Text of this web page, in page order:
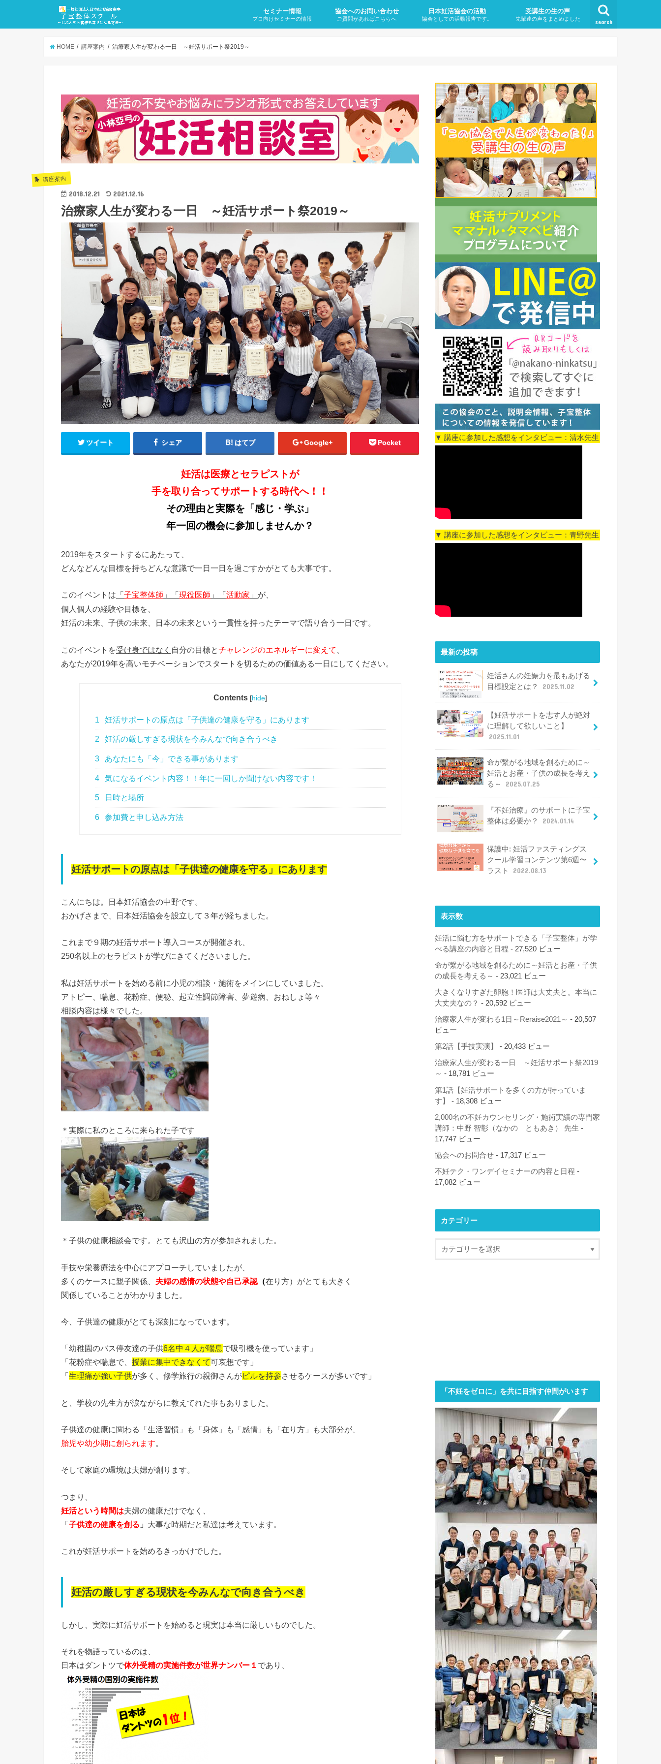
search
セミナー情報
プロ向けセミナーの情報
宝整体」が学べる講座の内容と日程
について
協会へのお問い合わせ
ご質問があればこちらへ
日本妊活協会の活動
協会としての活動報告です。
受講生の生の声
先輩達の声をまとめました
HOME 講座案内 治療家人生が変わる一日 ～妊活サポート祭2019～
講座案内
2018.12.21 2021.12.16
治療家人生が変わる一日 ～妊活サポート祭2019～
ツイート シェア はてブ Google+ Pocket
妊活は医療とセラピストが
手を取り合ってサポートする時代へ！！
その理由と実際を「感じ・学ぶ」
年一回の機会に参加しませんか？
2019年をスタートするにあたって、
どんなどんな目標を持ちどんな意識で一日一日を過ごすかがとても大事です。
このイベントは 「 子宝整体師 」「 現役医師 」「 活動家 」 が、
個人個人の経験や目標を、
妊活の未来、子供の未来、日本の未来という一貫性を持ったテーマで語り合う一日です。
このイベントを受け身ではなく 自分の目標とチャレンジのエネルギーに変えて
あなたが2019年を高いモチベーションでスタートを切るための価値ある一日にしてください。
Contents [hide]
1 妊活サポートの原点は「子供達の健康を守る」にあります
2 妊活の厳しすぎる現状を今みんなで向き合うべき
3 あなたにも「今」できる事があります
4 気になるイベント内容！！年に一回しか聞けない内容です！
5 日時と場所
6 参加費と申し込み方法
妊活サポートの原点は「子供達の健康を守る」にあります
こんにちは。日本妊活協会の中野です。
おかげさまで、日本妊活協会を設立して３年が経ちました。
これまで９期の妊活サポート導入コースが開催され、
250名以上のセラピストが学びにきてくださいました。
私は妊活サポートを始める前に小児の相談・施術をメインにしていました。
アトピー、喘息、花粉症、便秘、起立性調節障害、夢遊病、おねしょ等々
相談内容は様々でした。
＊実際に私のところに来られた子です
＊子供の健康相談会です。とても沢山の方が参加されました。
手技や栄養療法を中心にアプローチしていましたが、
多くのケースに親子関係、 夫婦の感情の状態や自己承認 （在り方）がとても大きく
関係していることがわかりました。
今、子供達の健康がとても深刻になっています。
「幼稚園のバス停友達の子供6名中４人が喘息で吸引機を使っています」
「花粉症や喘息で、 授業に集中できなくて可哀想です」
「生理痛が強い子供が多く、修学旅行の親御さんがピルを持参させるケースが多いです」
と、学校の先生方が涙ながらに教えてれた事もありました。
子供達の健康に関わる「生活習慣」も「身体」も「感情」も「在り方」も大部分が、
胎児や幼少期に創られます。
そして家庭の環境は夫婦が創ります。
つまり、
妊活という時間は夫婦の健康だけでなく、
「子供達の健康を創る 」 大事な時期だと私達は考えています。
これが妊活サポートを始めるきっかけでした。
妊活の厳しすぎる現状を今みんなで向き合うべき
しかし、実際に妊活サポートを始めると現実は本当に厳しいものでした。
それを物語っているのは、
日本はダントツで体外受精の実施件数が世界ナンバー１ であり、
▼ 講座に参加した感想をインタビュー：清水先生
▼ 講座に参加した感想をインタビュー：青野先生
最新の投稿
妊活さんの妊娠力を最もあげる
目標設定とは？
2025.11.02
【妊活サポートを志す人が絶対
に理解して欲しいこと】
2025.11.01
命が繋がる地域を創るために～
妊活とお産・子供の成長を考え
る～
2025.07.25
『不妊治療』のサポートに子宝
整体は必要か？
2024.01.14
保護中: 妊活ファスティングス
クール学習コンテンツ第6週〜
ラスト
2022.08.13
表示数
妊活に悩む方をサポートできる「子宝整体」が学
べる講座の内容と日程 - 27,520 ビュー
命が繋がる地域を創るために～妊活とお産・子供
の成長を考える～ - 23,021 ビュー
大きくなりすぎた卵胞！医師は大丈夫と。本当に
大丈夫なの？ - 20,592 ビュー
治療家人生が変わる1日～Reraise2021～ - 20,507
ビュー
第2話【手技実演】 - 20,433 ビュー
治療家人生が変わる一日 ～妊活サポート祭2019
～ - 18,781 ビュー
第1話【妊活サポートを多くの方が待っていま
す】
- 18,308 ビュー
2,000名の不妊カウンセリング・施術実績の専門家
講師：中野 智彰（なかの ともあき） 先生 -
17,747 ビュー
協会へのお問合せ - 17,317 ビュー
不妊テク・ワンデイセミナーの内容と日程 -
17,082 ビュー
カテゴリー
「不妊をゼロに」を共に目指す仲間がいます